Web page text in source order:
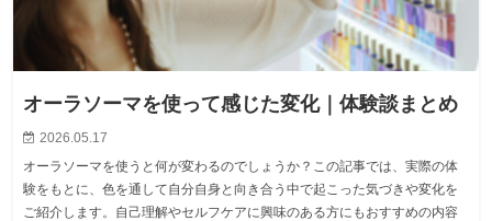
オーラソーマを使って感じた変化｜体験談まとめ
2026.05.17
オーラソーマを使うと何が変わるのでしょうか？この記事では、実際の体
験をもとに、色を通して自分自身と向き合う中で起こった気づきや変化を
ご紹介します。自己理解やセルフケアに興味のある方にもおすすめの内容